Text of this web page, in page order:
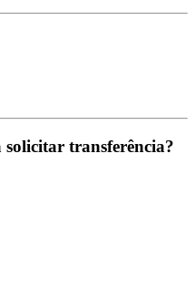
solicitar transferência?